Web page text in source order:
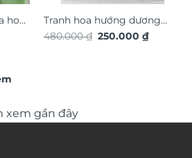
hoa
Tranh hoa hướng dương
nghệ thuật TG4922S
480.000₫ Giá
250.000₫Giá
xem gần đây